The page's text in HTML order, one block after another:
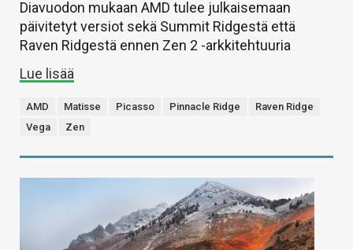
Diavuodon mukaan AMD tulee julkaisemaan
päivitetyt versiot sekä Summit Ridgestä että
Raven Ridgestä ennen Zen 2 -arkkitehtuuria
Lue lisää
AMD Matisse Picasso Pinnacle Ridge
Raven Ridge
Vega
Zen